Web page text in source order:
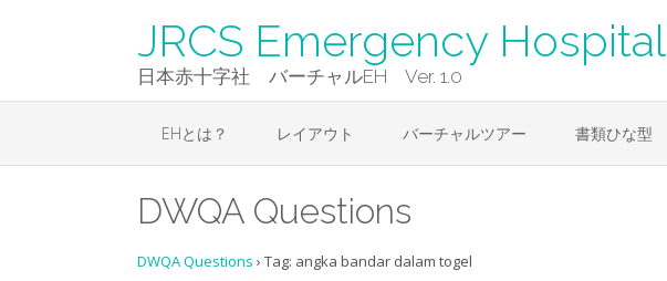
JRCS Emergency Hospital
日本赤十字社 バーチャルEH Ver. 1.0
EHとは？ レイアウト バーチャルツアー 書類ひな型
DWQA Questions
DWQA Questions › Tag: angka bandar dalam togel